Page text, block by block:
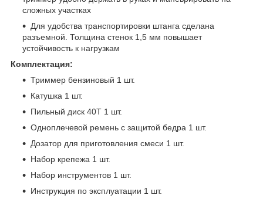
сложных участках
Для удобства транспортировки штанга сделана
разъемной. Толщина стенок 1,5 мм повышает
устойчивость к нагрузкам
Комплектация:
Триммер бензиновый 1 шт.
Катушка 1 шт.
Пильный диск 40Т 1 шт.
Одноплечевой ремень с защитой бедра 1 шт.
Дозатор для приготовления смеси 1 шт.
Набор крепежа 1 шт.
Набор инструментов 1 шт.
Инструкция по эксплуатации 1 шт.